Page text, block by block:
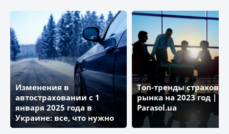
ЭКСПРЕСС СТРАХОВАНИЕ
АСКА
САЛАМАНДРА
АЛЬФА Страхование
Изменения в
автостраховании с 1
января 2025 года в
Украине: все, что нужно
знать
Топ-тренды
рынка на 2023 год |
Parasol.ua